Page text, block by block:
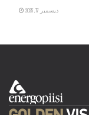
ديسمبر 17, 2025